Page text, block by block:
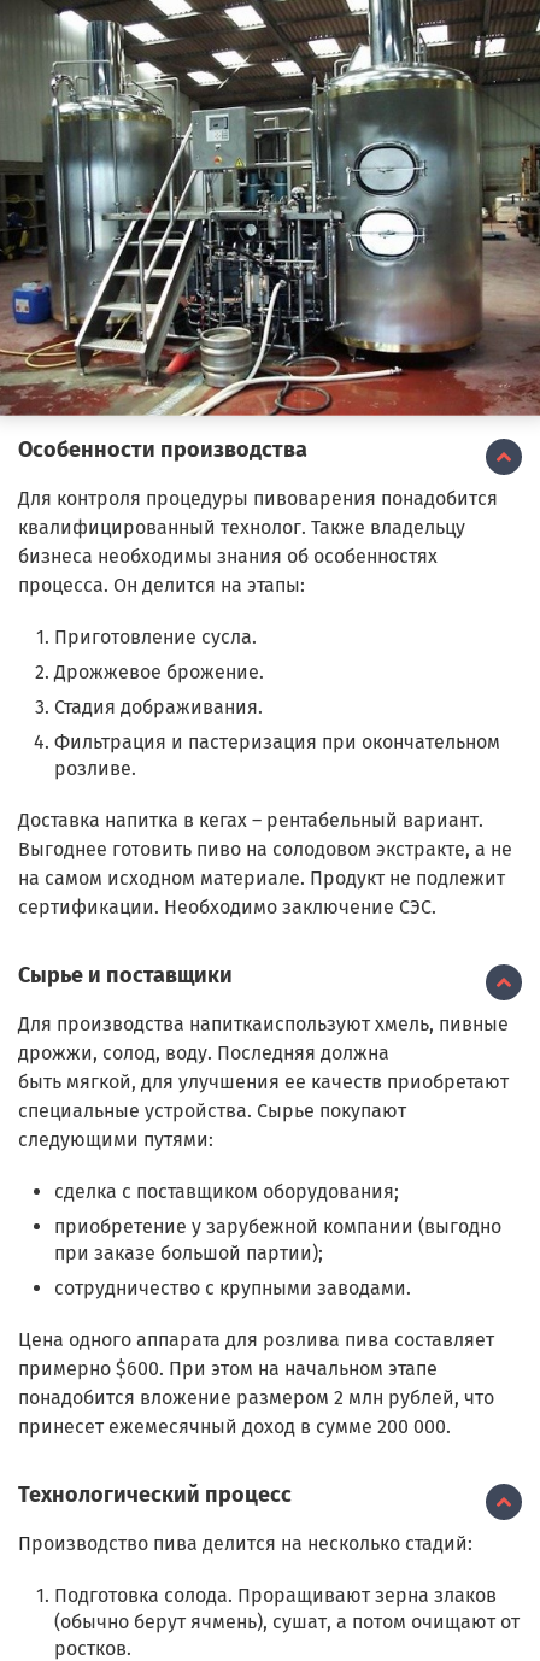
Особенности производства
Для контроля процедуры пивоварения понадобится
квалифицированный технолог. Также владельцу
бизнеса необходимы знания об особенностях
процесса. Он делится на этапы:
Приготовление сусла.
Дрожжевое брожение.
Стадия дображивания.
Фильтрация и пастеризация при окончательном
розливе.
Доставка напитка в кегах – рентабельный вариант.
Выгоднее готовить пиво на солодовом экстракте, а не
на самом исходном материале. Продукт не подлежит
сертификации. Необходимо заключение СЭС.
Сырье и поставщики
Для производства напиткаиспользуют хмель, пивные
дрожжи, солод, воду. Последняя должна
быть мягкой, для улучшения ее качеств приобретают
специальные устройства. Сырье покупают
следующими путями:
сделка с поставщиком оборудования;
приобретение у зарубежной компании (выгодно
при заказе большой партии);
сотрудничество с крупными заводами.
Цена одного аппарата для розлива пива составляет
примерно $600. При этом на начальном этапе
понадобится вложение размером 2 млн рублей, что
принесет ежемесячный доход в сумме 200 000.
Технологический процесс
Производство пива делится на несколько стадий:
Подготовка солода. Проращивают зерна злаков
(обычно берут ячмень), сушат, а потом очищают от
ростков.